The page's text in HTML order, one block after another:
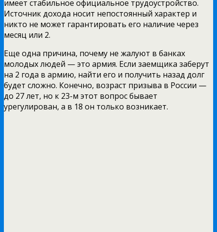
имеет стабильное официальное трудоустройство.
Источник дохода носит непостоянный характер и
никто не может гарантировать его наличие через
месяц или 2.
Еще одна причина, почему не жалуют в банках
молодых людей — это армия. Если заемщика заберут
на 2 года в армию, найти его и получить назад долг
будет сложно. Конечно, возраст призыва в России —
до 27 лет, но к 23-м этот вопрос бывает
урегулирован, а в 18 он только возникает.